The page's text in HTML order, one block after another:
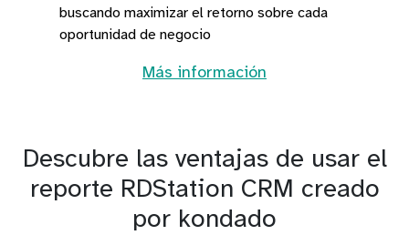
buscando maximizar el retorno sobre cada
oportunidad de negocio
Más información
Descubre las ventajas de usar el
reporte RDStation CRM creado
por kondado